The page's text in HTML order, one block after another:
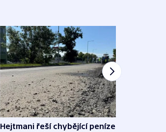
Hejtmani řeší chybějící peníze na